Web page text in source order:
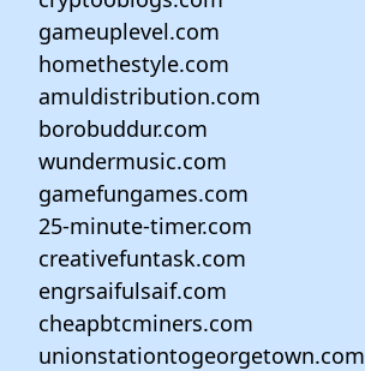
gameuplevel.com
homethestyle.com
amuldistribution.com
borobuddur.com
wundermusic.com
gamefungames.com
25-minute-timer.com
creativefuntask.com
engrsaifulsaif.com
cheapbtcminers.com
unionstationtogeorgetown.com